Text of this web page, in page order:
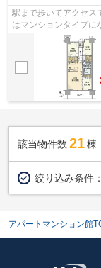
駅まで歩いてアクセス
はマンションタイプに
2018年築の物件です
該当物件数 21棟
絞り込み条件：
アパートマンション館